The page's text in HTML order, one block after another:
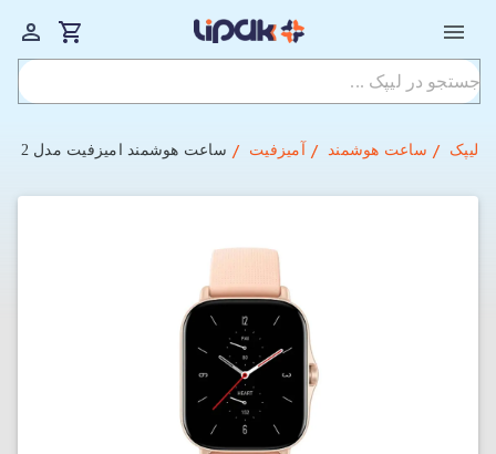
لیپک ساعت هوشمند آمیزفیت ساعت هوشمند امیزفیت مدل GTS 2 (گلوبال)